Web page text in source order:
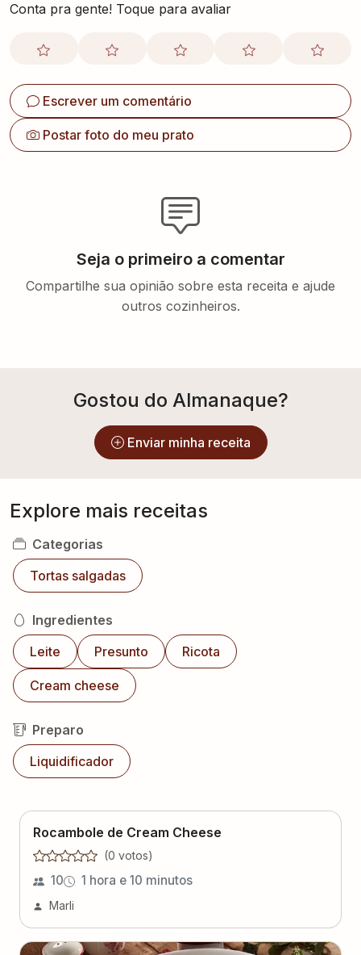
Conta pra gente! Toque para avaliar
Escrever um comentário
Postar foto do meu prato
Seja o primeiro a comentar
Compartilhe sua opinião sobre esta receita e ajude
outros cozinheiros.
Gostou do Almanaque?
Enviar minha receita
Explore mais receitas
Categorias
Tortas salgadas
Ingredientes
Leite
Presunto Ricota
Cream cheese
Preparo
Liquidificador
Rocambole de Cream Cheese
(0 votos)
10 1 hora e 10 minutos
Marli